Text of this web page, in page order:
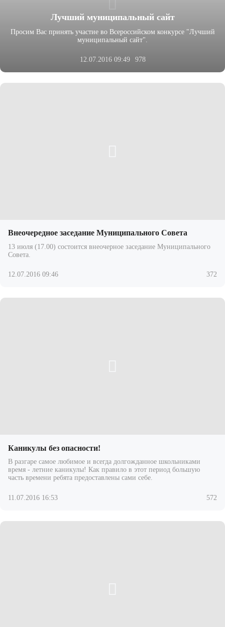
Лучший муниципальный сайт
Просим Вас принять участие во Всероссийском конкурсе "Лучший
муниципальный сайт".
12.07.2016 09:49 978
Внеочередное заседание Муниципального Совета
13 июля (17.00) состоится внеочерное заседание Муниципального
Совета.
12.07.2016 09:46 372
Каникулы без опасности!
В разгаре самое любимое и всегда долгожданное школьниками
время - летние каникулы! Как правило в этот период большую
часть времени ребята предоставлены сами себе.
11.07.2016 16:53 572